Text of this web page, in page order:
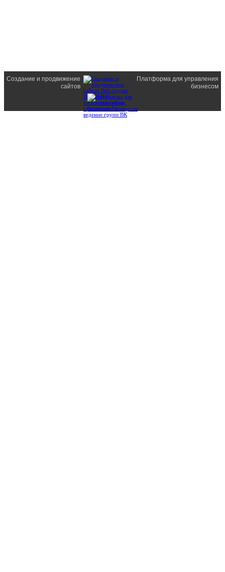
Создание и продвижение
сайтов
Платформа для управления
бизнесом